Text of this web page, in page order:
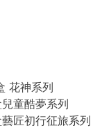
花神系列
童酷夢系列
匠初行征旅系列